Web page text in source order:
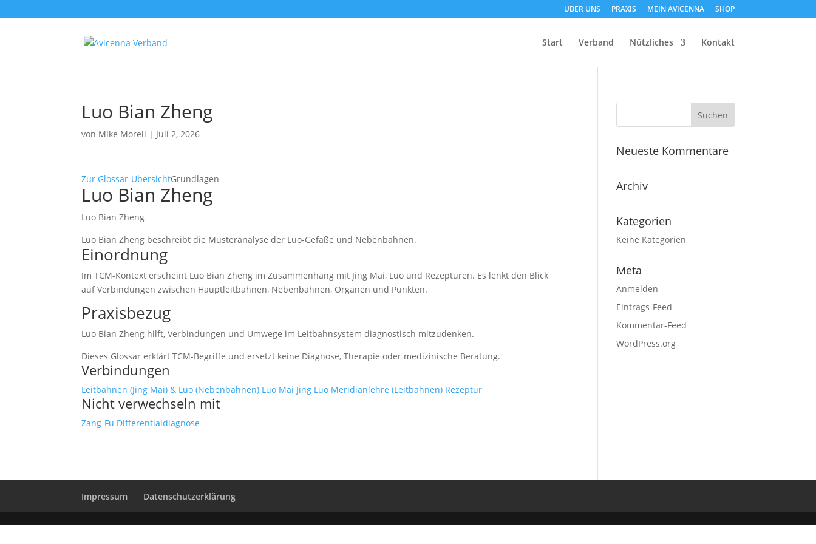
ÜBER UNS PRAXIS MEIN AVICENNA SHOP
Start Verband Nützliches Kontakt
Luo Bian Zheng
von Mike Morell | Juli 2, 2026
Zur Glossar-ÜbersichtGrundlagen
Luo Bian Zheng
Luo Bian Zheng
Luo Bian Zheng beschreibt die Musteranalyse der Luo-Gefäße und Nebenbahnen.
Einordnung
Im TCM-Kontext erscheint Luo Bian Zheng im Zusammenhang mit Jing Mai, Luo und Rezepturen. Es lenkt den Blick
auf Verbindungen zwischen Hauptleitbahnen, Nebenbahnen, Organen und Punkten.
Praxisbezug
Luo Bian Zheng hilft, Verbindungen und Umwege im Leitbahnsystem diagnostisch mitzudenken.
Dieses Glossar erklärt TCM-Begriffe und ersetzt keine Diagnose, Therapie oder medizinische Beratung.
Verbindungen
Leitbahnen (Jing Mai) & Luo (Nebenbahnen) Luo Mai Jing Luo Meridianlehre (Leitbahnen) Rezeptur
Nicht verwechseln mit
Zang-Fu Differentialdiagnose
Neueste Kommentare
Archiv
Kategorien
Keine Kategorien
Meta
Anmelden
Eintrags-Feed
Kommentar-Feed
WordPress.org
Impressum Datenschutzerklärung